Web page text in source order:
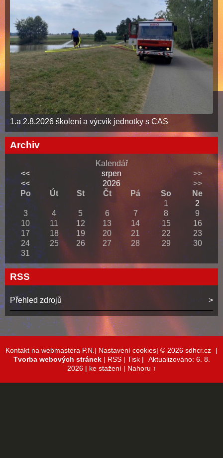
1.a 2.8.2026 školení a výcvik jednotky s CAS
Archiv
Kalendář
<<
srpen
>>
<<
2026
>>
Po
Út St Čt Pá So
Ne
1
2
3
4 5 6 7 8
9
10
11 12 13 14 15
16
17
18 19 20 21 22
23
24
25 26 27 28 29
30
31
RSS
Přehled zdrojů
Kontakt na webmastera P.N.| Nastavení cookies| © 2026 sdhcr.cz
|
Tvorba webových stránek| RSS| Tisk|
Aktualizováno: 6. 8.
2026 | ke stažení | Nahoru ↑